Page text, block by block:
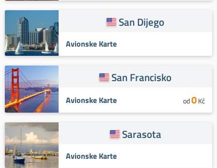
San Dijego
Avionske Karte
San Francisko
Avionske Karte od0Kč
Sarasota
Avionske Karte